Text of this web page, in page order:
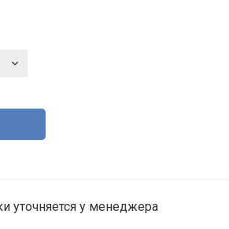
уточняется у менеджера